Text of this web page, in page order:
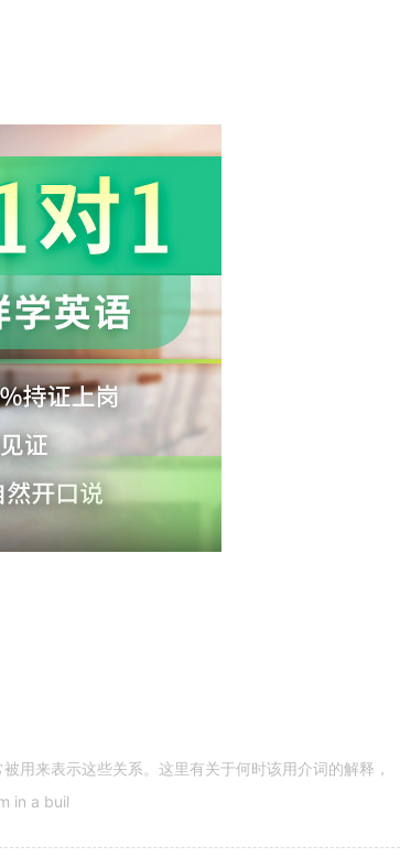
用来表示这些关系。这里有关于何时该用介词的解释，
in a buil